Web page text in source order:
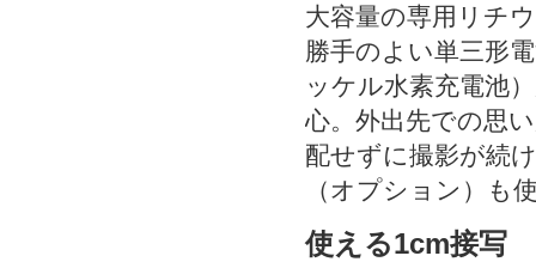
大容量の専用リチ
勝手のよい単三形
ッケル水素充電池
心。外出先での思
配せずに撮影が続
（オプション）も
使える1cm接写